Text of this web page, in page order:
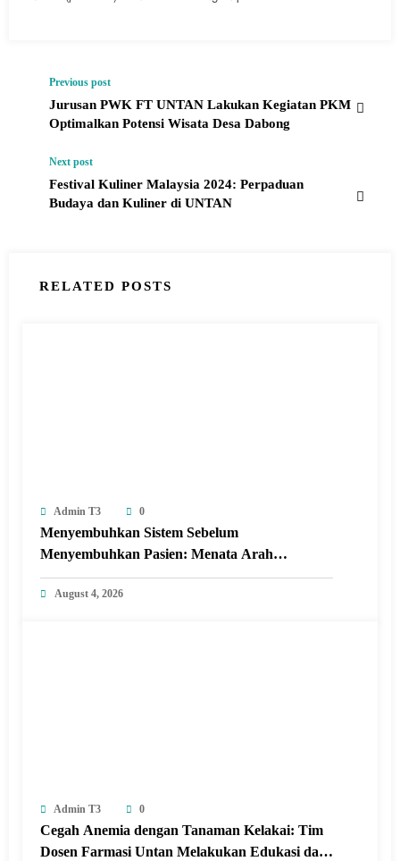
Previous post
Jurusan PWK FT UNTAN Lakukan Kegiatan PKM
Optimalkan Potensi Wisata Desa Dabong
Next post
Festival Kuliner Malaysia 2024: Perpaduan
Budaya dan Kuliner di UNTAN
RELATED POSTS
Admin T3 0
Menyembuhkan Sistem Sebelum
Menyembuhkan Pasien: Menata Arah
Revitalisasi Rumah Sakit di Era Digital
August 4, 2026
Admin T3 0
Cegah Anemia dengan Tanaman Kelakai: Tim
Dosen Farmasi Untan Melakukan Edukasi dan